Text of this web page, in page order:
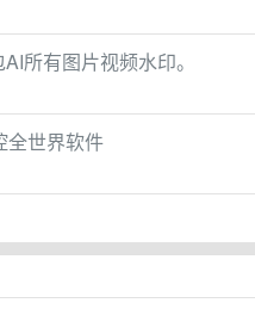
所有图片视频水印。
全世界软件